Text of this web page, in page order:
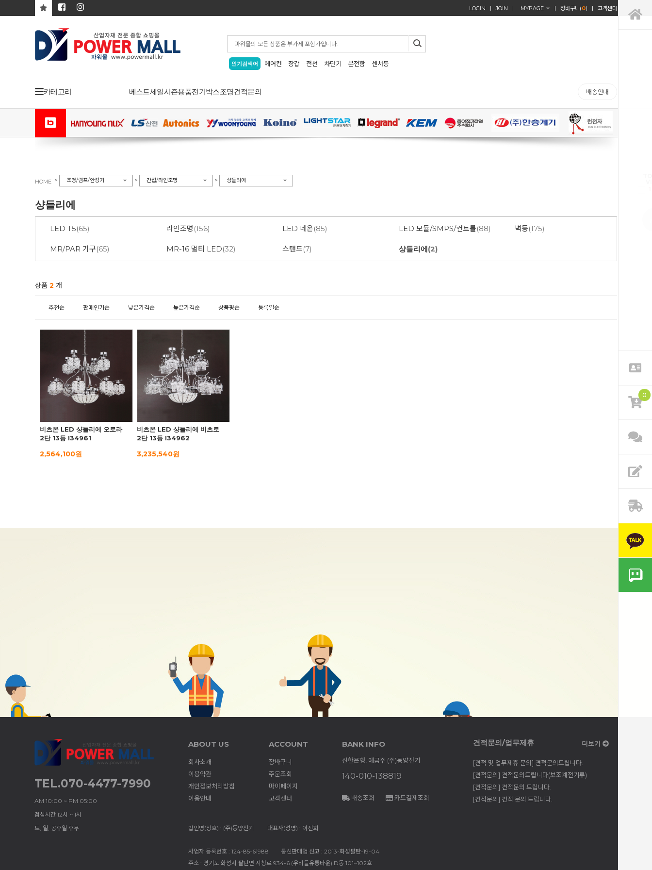
0
LOGIN JOIN MYPAGE 장바구니(0) 고객센터
인기검색어 에어컨 장갑 전선 차단기 분전함 센서등
카테고리 베스트세일시즌용품전기박스조명견적문의 배송안내
HOME > 조명/램프/안정기 > 간접/라인조명 > 샹들리에
샹들리에
LED T5(65) 라인조명 (156) LED 네온(85) LED 모듈/SMPS/컨트롤(88) 벽등(175)
MR/PAR 기구(65) MR-16 멀티 LED(32) 스탠드(7) 샹들리에(2)
상품 2 개
추천순 판매인기순 낮은가격순 높은가격순 상품평순 등록일순
비츠온 LED 샹들리에 오로라
2단 13등 I34961
2,564,100원
비츠온 LED 샹들리에 비츠로
2단 13등 I34962
3,235,540원
TEL.070-4477-7990
AM 10:00 ~ PM 05:00
점심시간 12시 ~ 1시
토, 일, 공휴일 휴무
ABOUT US
회사소개
이용약관
개인정보처리방침
이용안내
ACCOUNT
장바구니
주문조회
마이페이지
고객센터
BANK INFO
신한은행, 예금주 (주)동양전기
140-010-138819
배송조회 카드결제조회
견적문의/업무제휴 더보기
[견적 및 업무제휴 문의] 견적문의드립니다.
[견적문의] 견적문의드립니다(보조계전기류)
[견적문의] 견적문의 드립니다.
[견적문의] 견적 문의 드립니다.
법인명(상호) : (주)동양전기 대표자(성명) : 이진희
사업자 등록번호 : 124-85-61988
통신판매업 신고 : 2013-화성팔탄-19-04
주소 : 경기도 화성시 팔탄면 시청로 934-6 (우리들유통타운) D동 101~102호